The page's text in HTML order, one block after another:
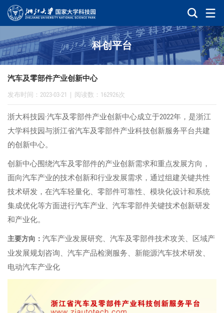
科创平台
汽车及零部件产业创新中心
发布时间：2023-03-21 阅读数：162926次
浙大科技园 ·汽车及零部件产业创新中心成立于2022年，是浙江
大学科技园与浙江省汽车及零部件产业科技创新服务平台共建
的创新中心。
创新中心围绕汽车及零部件的产业创新需求和重点发展方向，
面向汽车产业的技术创新和行业发展需求，通过组建关键共性
技术研发，在汽车轻量化、零部件可靠性、模块化设计和系统
集成优化等方面进行汽车产业、汽车零部件关键技术创新研发
和产业化。
主要方向： 汽车产业发展研究、汽车及零部件技术攻关、区域产
业发展规划咨询、汽车产品检测服务、新能源汽车技术研发、
电动汽车产业化